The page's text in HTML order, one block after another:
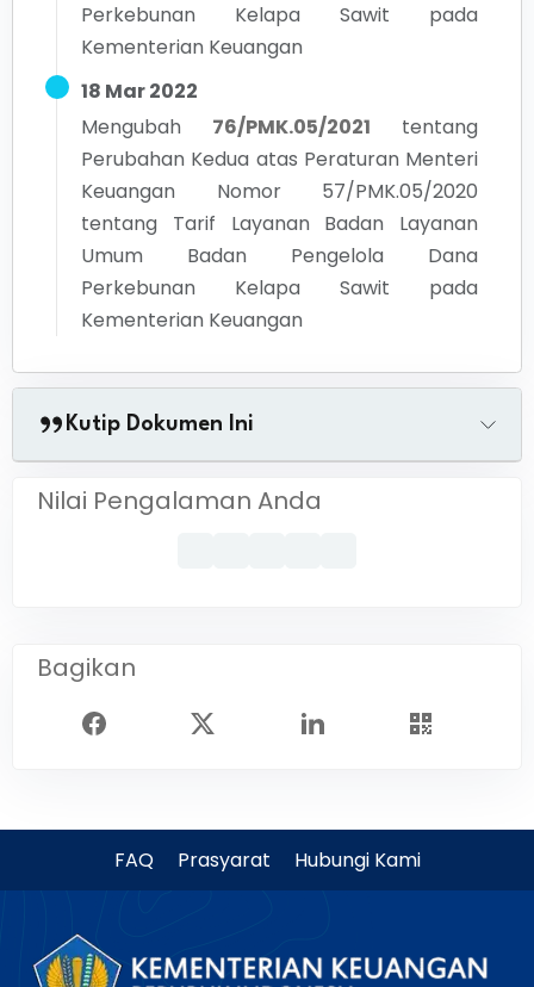
Perkebunan Kelapa Sawit pada
Kementerian Keuangan
18 Mar 2022
Mengubah
76/PMK.05/2021
tentang
Perubahan Kedua atas Peraturan Menteri
Keuangan Nomor 57/PMK.05/2020
tentang Tarif Layanan Badan Layanan
Umum Badan Pengelola Dana
Perkebunan Kelapa Sawit pada
Kementerian Keuangan
Kutip Dokumen Ini
Nilai Pengalaman Anda
Bagikan
FAQ Prasyarat Hubungi Kami